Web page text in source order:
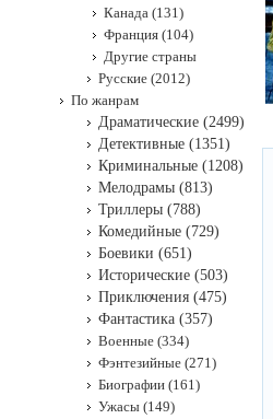
Канада (131)
Франция (104)
Другие страны
Русские (2012)
По жанрам
Драматические (2499)
Детективные (1351)
Криминальные (1208)
Мелодрамы (813)
Триллеры (788)
Комедийные (729)
Боевики (651)
Исторические (503)
Приключения (475)
Фантастика (357)
Военные (334)
Фэнтезийные (271)
Биографии (161)
Ужасы (149)